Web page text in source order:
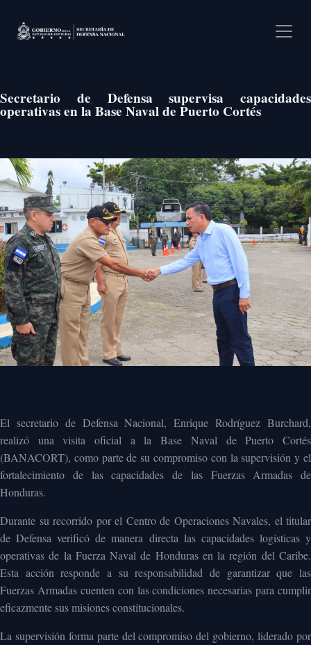
Secretario de Defensa supervisa capacidades
operativas en la Base Naval de Puerto Cortés
El secretario de Defensa Nacional, Enrique Rodríguez Burchard,
realizó una visita oficial a la Base Naval de Puerto Cortés
(BANACORT), como parte de su compromiso con la supervisión y el
fortalecimiento de las capacidades de las Fuerzas Armadas de
Honduras.
Durante su recorrido por el Centro de Operaciones Navales, el titular
de Defensa verificó de manera directa las capacidades logísticas y
operativas de la Fuerza Naval de Honduras en la región del Caribe.
Esta acción responde a su responsabilidad de garantizar que las
Fuerzas Armadas cuenten con las condiciones necesarias para cumplir
eficazmente sus misiones constitucionales.
La supervisión forma parte del compromiso del gobierno, liderado por